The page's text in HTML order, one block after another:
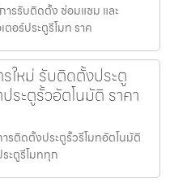
ารรับติดตั้ง ซ่อมแซม และ
อร์ประตูรีโมท ราค
ใหม่ รับติดตั้งประตู
ระตูรั้วอัตโนมัติ ราคา
รติดตั้งประตูรั้วรีโมทอัตโนมัติ
ะตูรีโมททุก